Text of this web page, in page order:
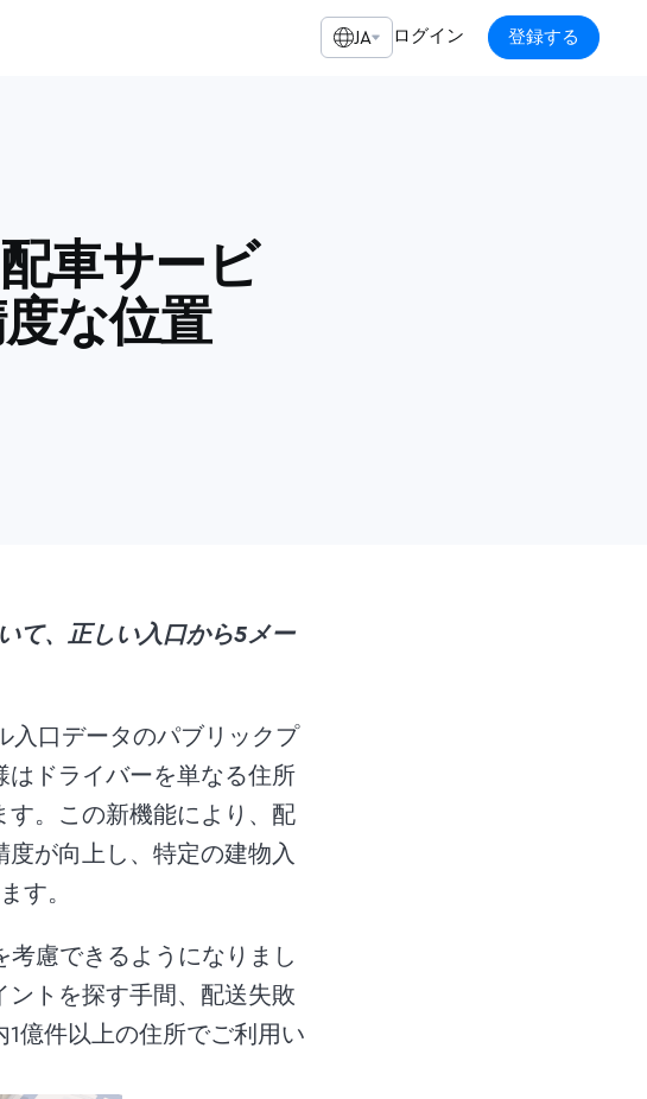
JA ログイン 登録する
車サービ
な位置
て、正しい入口から5メー
入口データのパブリックプ
はドライバーを単なる住所
す。この新機能により、配
が向上し、特定の建物入
す。
慮できるようになりまし
トを探す手間、配送失敗
億件以上の住所でご利用い